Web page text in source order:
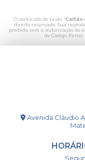
O conteúdo do texto "Cartão
direito reservado. Sua
proibida sem a autorização do
do Código Penal
Avenida Cláudio